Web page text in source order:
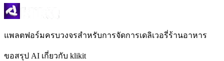
แพลตฟอร์มครบวงจรสำหรับการจัดการเดลิเวอรี่ร้านอาหาร
ขอสรุป AI เกี่ยวกับ klikit